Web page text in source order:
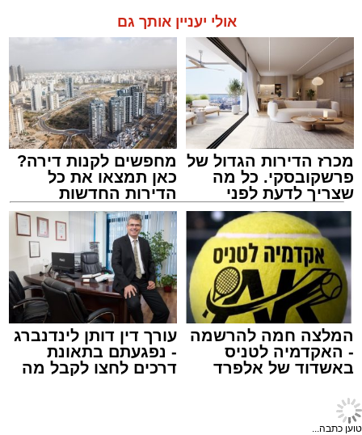
לוז תיגבור דן בדרום
מעוניינים להגיב? לדווח ? צרו איתנו קשר במייל -
ASHDODS@ISNET.CO.IL
אלקטרה אפיקים
מערכת האתר / 15:41 14.12.25
קרא עוד
אולי יעניין אותך גם
מכרז הדירות הגדול של
פרשקובסקי. כל מה
שצריך לדעת לפני
שמגישים הצעה לדירה
באשדוד
מחפשים לקנות דירה?
כאן תמצאו את כל
הדירות החדשות
למכירה באשדוד >>>
המלצה חמה להרשמה
באשדוד של אלפרד
קריאולנסקי - לילדים
עורך דין דותן לינדנברג